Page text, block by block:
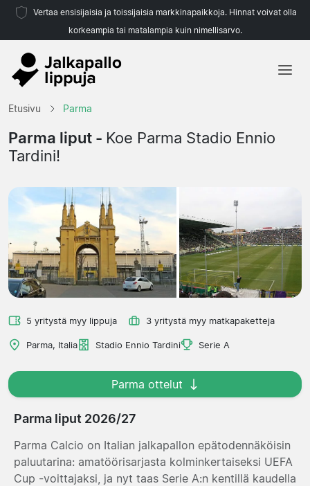
Vertaa ensisijaisia ja toissijaisia markkinapaikkoja. Hinnat voivat olla
korkeampia tai matalampia kuin nimellisarvo.
Joukkueet
Etusivu Parma
Parma liput - Koe Parma Stadio Ennio
Tardini!
5 yritystä myy lippuja 3 yritystä myy matkapaketteja
Parma, Italia Stadio Ennio Tardini Serie A
Parma ottelut
Parma liput 2026/27
Parma Calcio on Italian jalkapallon epätodennäköisin
paluutarina: amatöörisarjasta kolminkertaiseksi UEFA
Cup -voittajaksi, ja nyt taas Serie A:n kentillä kaudella